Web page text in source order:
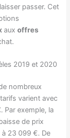
passer. Cet
auxoffres
2019 et 2020
nombreux
varient avec
. Par exemple, la
de prix
23 099 €. De